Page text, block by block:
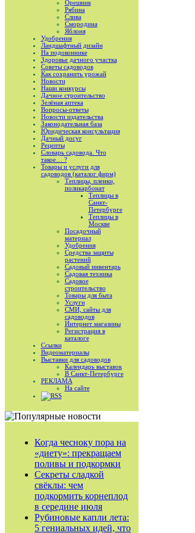
Орешник
Рябина
Слива
Смородина
Яблоня
Удобрения
Ландшафтный дизайн
На подоконнике
Здоровье дачного участка
Советы садоводов
Как сохранить урожай
Новости
Наши конкурсы
Дачное строительство
Зелёная аптека
Вопросы-ответы
Новости издательства
Законодательная база
Юридическая консультация
Дачный досуг
Рецепты
Словарь садовода. Что
такое… ?
Товары и услуги для
садоводов (каталог фирм)
Теплицы, пленки,
поликарбонат
Теплицы в
Санкт-
Петербурге
Теплицы в
Москве
Посадочный
материал
Удобрения
Средства защиты
растений
Садовый инвентарь
Садовая техника
Садовое
строительство
Товары для быта
Услуги
СМИ, сайты для
садоводов
Интернет магазины
Регистрация в
каталоге
Ссылки
Видеоматериалы
Выставки для садоводов
Календарь выставок
В Санкт-Петербурге
РЕКЛАМА
На сайте
RSS
Когда чесноку пора на
«диету»: прекращаем
поливы и подкормки
Секреты сладкой
свёклы: чем
подкормить корнеплод
в середине июля
Рубиновые капли лета:
5 гениальных идей, что